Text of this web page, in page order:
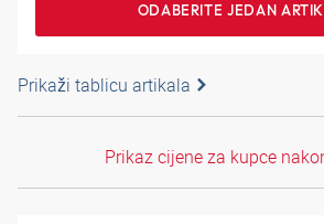
ODABERITE JEDAN
Prikaži tablicu artikala
Prikaz cijene za kupce